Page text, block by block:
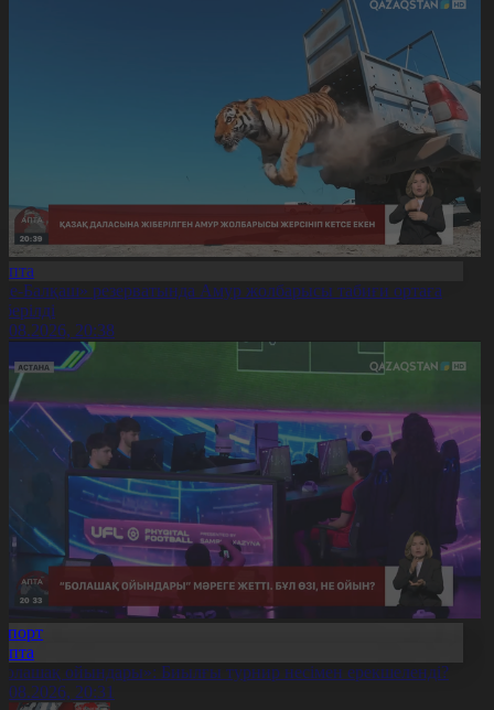
Балқаш» резерватында Амур жолбарысы табиғи ортаға
20:38
ойындары»: Биылғы турнир несімен ерекшеленді?
20:31